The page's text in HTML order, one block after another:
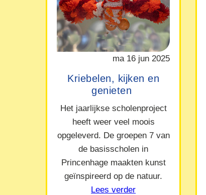
ma 16 jun 2025
Kriebelen, kijken en
genieten
Het jaarlijkse scholenproject
heeft weer veel moois
opgeleverd. De groepen 7 van
de basisscholen in
Princenhage maakten kunst
geïnspireerd op de natuur.
Lees verder